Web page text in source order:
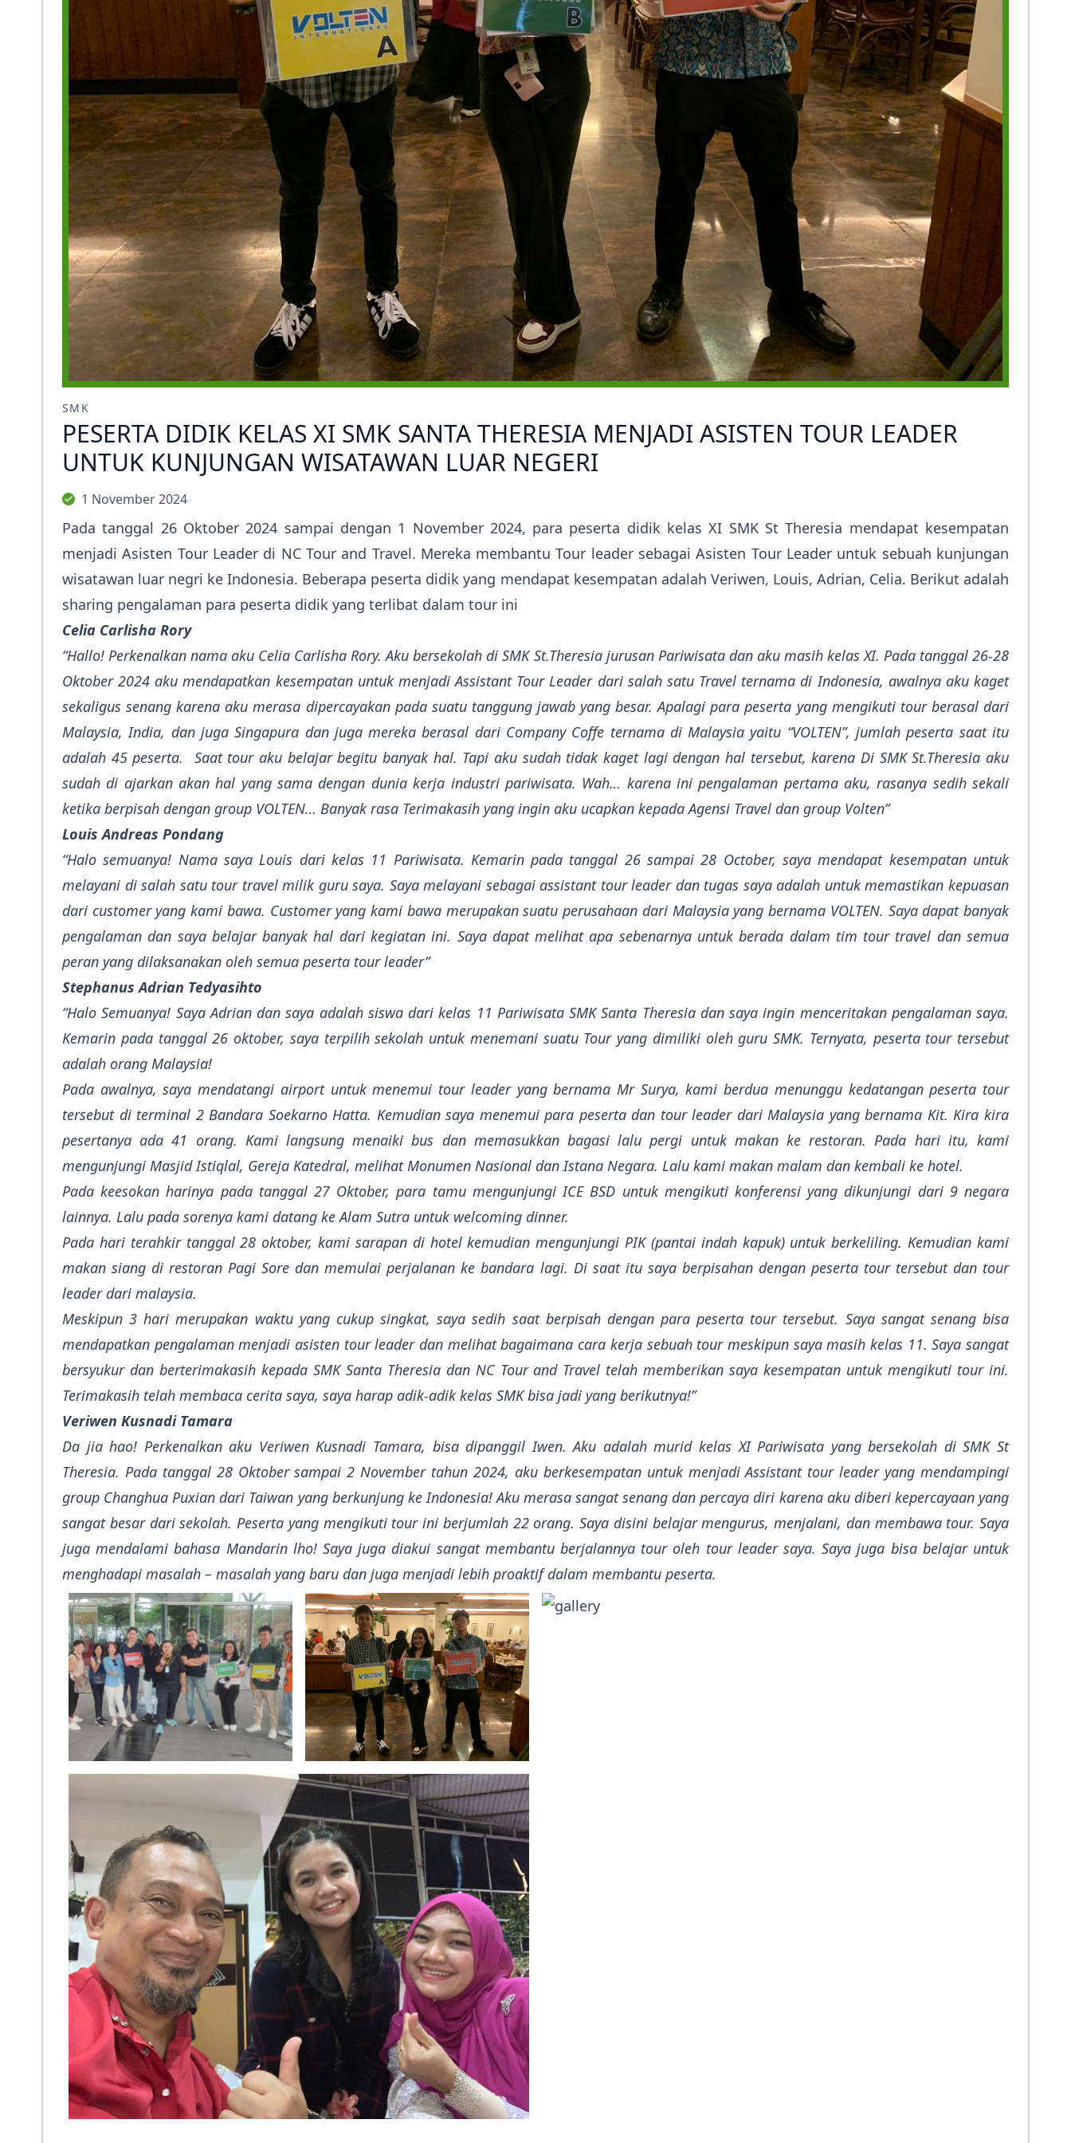
SMK
PESERTA DIDIK KELAS XI SMK SANTA THERESIA MENJADI ASISTEN TOUR LEADER
UNTUK KUNJUNGAN WISATAWAN LUAR NEGERI
1 November 2024
Pada tanggal 26 Oktober 2024 sampai dengan 1 November 2024, para peserta didik kelas XI SMK St Theresia mendapat kesempatan
menjadi Asisten Tour Leader di NC Tour and Travel. Mereka membantu Tour leader sebagai Asisten Tour Leader untuk sebuah kunjungan
wisatawan luar negri ke Indonesia. Beberapa peserta didik yang mendapat kesempatan adalah Veriwen, Louis, Adrian, Celia. Berikut adalah
sharing pengalaman para peserta didik yang terlibat dalam tour ini
Celia Carlisha Rory
“Hallo! Perkenalkan nama aku Celia Carlisha Rory. Aku bersekolah di SMK St.Theresia jurusan Pariwisata dan aku masih kelas XI. Pada tanggal 26-28
Oktober 2024 aku mendapatkan kesempatan untuk menjadi Assistant Tour Leader dari salah satu Travel ternama di Indonesia, awalnya aku kaget
sekaligus senang karena aku merasa dipercayakan pada suatu tanggung jawab yang besar. Apalagi para peserta yang mengikuti tour berasal dari
Malaysia, India, dan juga Singapura dan juga mereka berasal dari Company Coffe ternama di Malaysia yaitu “VOLTEN”, jumlah peserta saat itu
adalah 45 peserta. Saat tour aku belajar begitu banyak hal. Tapi aku sudah tidak kaget lagi dengan hal tersebut, karena Di SMK St.Theresia aku
sudah di ajarkan akan hal yang sama dengan dunia kerja industri pariwisata. Wah… karena ini pengalaman pertama aku, rasanya sedih sekali
ketika berpisah dengan group VOLTEN… Banyak rasa Terimakasih yang ingin aku ucapkan kepada Agensi Travel dan group Volten”
Louis Andreas Pondang
“Halo semuanya! Nama saya Louis dari kelas 11 Pariwisata. Kemarin pada tanggal 26 sampai 28 October, saya mendapat kesempatan untuk
melayani di salah satu tour travel milik guru saya. Saya melayani sebagai assistant tour leader dan tugas saya adalah untuk memastikan kepuasan
dari customer yang kami bawa. Customer yang kami bawa merupakan suatu perusahaan dari Malaysia yang bernama VOLTEN. Saya dapat banyak
pengalaman dan saya belajar banyak hal dari kegiatan ini. Saya dapat melihat apa sebenarnya untuk berada dalam tim tour travel dan semua
peran yang dilaksanakan oleh semua peserta tour leader”
Stephanus Adrian Tedyasihto
“Halo Semuanya! Saya Adrian dan saya adalah siswa dari kelas 11 Pariwisata SMK Santa Theresia dan saya ingin menceritakan pengalaman saya.
Kemarin pada tanggal 26 oktober, saya terpilih sekolah untuk menemani suatu Tour yang dimiliki oleh guru SMK. Ternyata, peserta tour tersebut
adalah orang Malaysia!
Pada awalnya, saya mendatangi airport untuk menemui tour leader yang bernama Mr Surya, kami berdua menunggu kedatangan peserta tour
tersebut di terminal 2 Bandara Soekarno Hatta. Kemudian saya menemui para peserta dan tour leader dari Malaysia yang bernama Kit. Kira kira
pesertanya ada 41 orang. Kami langsung menaiki bus dan memasukkan bagasi lalu pergi untuk makan ke restoran. Pada hari itu, kami
mengunjungi Masjid Istiqlal, Gereja Katedral, melihat Monumen Nasional dan Istana Negara. Lalu kami makan malam dan kembali ke hotel.
Pada keesokan harinya pada tanggal 27 Oktober, para tamu mengunjungi ICE BSD untuk mengikuti konferensi yang dikunjungi dari 9 negara
lainnya. Lalu pada sorenya kami datang ke Alam Sutra untuk welcoming dinner.
Pada hari terahkir tanggal 28 oktober, kami sarapan di hotel kemudian mengunjungi PIK (pantai indah kapuk) untuk berkeliling. Kemudian kami
makan siang di restoran Pagi Sore dan memulai perjalanan ke bandara lagi. Di saat itu saya berpisahan dengan peserta tour tersebut dan tour
leader dari malaysia.
Meskipun 3 hari merupakan waktu yang cukup singkat, saya sedih saat berpisah dengan para peserta tour tersebut. Saya sangat senang bisa
mendapatkan pengalaman menjadi asisten tour leader dan melihat bagaimana cara kerja sebuah tour meskipun saya masih kelas 11. Saya sangat
bersyukur dan berterimakasih kepada SMK Santa Theresia dan NC Tour and Travel telah memberikan saya kesempatan untuk mengikuti tour ini.
Terimakasih telah membaca cerita saya, saya harap adik-adik kelas SMK bisa jadi yang berikutnya!”
Veriwen Kusnadi Tamara
Da jia hao! Perkenalkan aku Veriwen Kusnadi Tamara, bisa dipanggil Iwen. Aku adalah murid kelas XI Pariwisata yang bersekolah di SMK St
Theresia. Pada tanggal 28 Oktober sampai 2 November tahun 2024, aku berkesempatan untuk menjadi Assistant tour leader yang mendampingi
group Changhua Puxian dari Taiwan yang berkunjung ke Indonesia! Aku merasa sangat senang dan percaya diri karena aku diberi kepercayaan yang
sangat besar dari sekolah. Peserta yang mengikuti tour ini berjumlah 22 orang. Saya disini belajar mengurus, menjalani, dan membawa tour. Saya
juga mendalami bahasa Mandarin lho! Saya juga diakui sangat membantu berjalannya tour oleh tour leader saya. Saya juga bisa belajar untuk
menghadapi masalah – masalah yang baru dan juga menjadi lebih proaktif dalam membantu peserta.